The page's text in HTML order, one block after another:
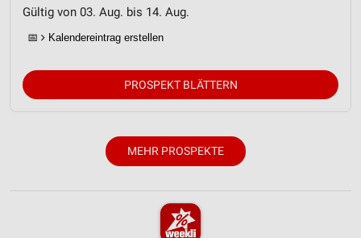
Gültig von 03. Aug. bis 14. Aug.
📅 Kalendereintrag erstellen
PROSPEKT BLÄTTERN
MEHR PROSPEKTE
von Inhalten
Verwendung von Profilen zur Auswahl
personalisierter Inhalte
Messung der Performance von Inhalten